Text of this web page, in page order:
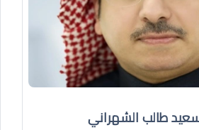
طالب الشهراني